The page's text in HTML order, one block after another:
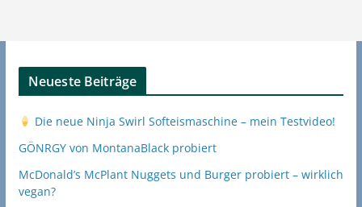
Neueste Beiträge
Die neue Ninja Swirl Softeismaschine – mein Testvideo!
GÖNRGY von MontanaBlack probiert
McDonald’s McPlant Nuggets und Burger probiert – wirklich
vegan?